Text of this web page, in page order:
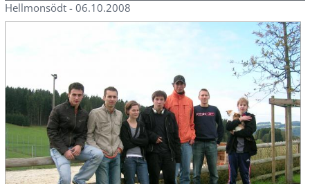
Hellmonsödt - 06.10.2008